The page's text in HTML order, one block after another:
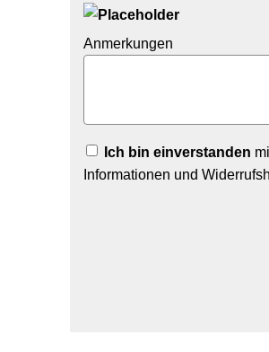
Anmerkungen
Ich bin einverstanden
Informationen und